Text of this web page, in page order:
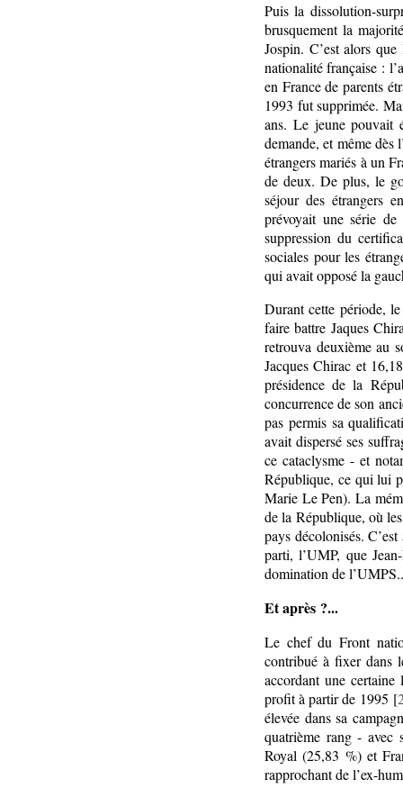
Puis la dissolution-
brusquement la
Jospin. C’est alors
nationalité française :
en France de parents
1993 fut supprimée.
ans. Le jeune pouvait
demande, et même dès
étrangers mariés à un
de deux. De plus, le
séjour des étrangers
prévoyait une série
suppression du
sociales pour les
qui avait opposé la
Durant cette période,
faire battre Jaques
retrouva deuxième au
Jacques Chirac et
présidence de la
concurrence de son
pas permis sa
avait dispersé ses
ce cataclysme - et
République, ce qui lui
Marie Le Pen). La
de la République, où
pays décolonisés.
parti, l’UMP, que
domination de
Et après ?...
Le chef du Front
contribué à fixer dans
accordant une
profit à partir de 1995 [
élevée dans sa
quatrième rang - avec
Royal (25,83 %) et
rapprochant de l’ex-